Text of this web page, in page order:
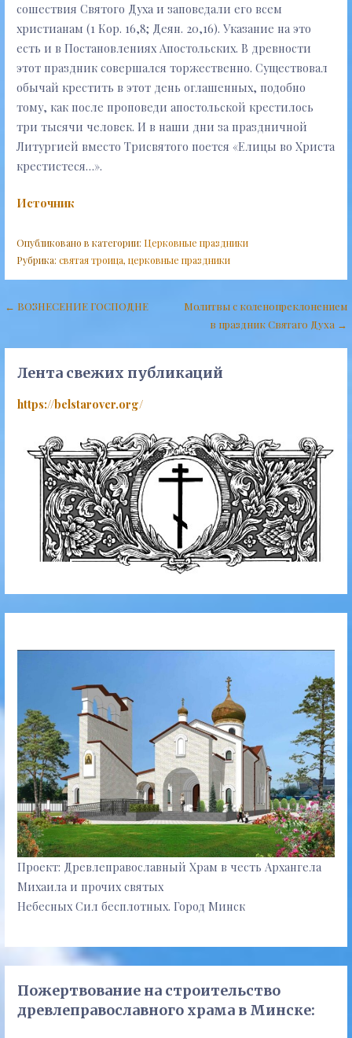
сошествия Святого Духа и заповедали его всем
христианам (1 Кор. 16,8; Деян. 20,16). Указание на это
есть и в Постановлениях Апостольских. В древности
этот праздник совершался торжественно. Существовал
обычай крестить в этот день оглашенных, подобно
тому, как после проповеди апостольской крестилось
три тысячи человек. И в наши дни за праздничной
Литургией вместо Трисвятого поется «Елицы во Христа
крестистеся…».
Источник
Опубликовано в категории: Церковные праздники
Рубрика: святая троица, церковные праздники
Навигация
записям
← ВОЗНЕСЕНИЕ ГОСПОДНЕ
Молитвы с коленопреклонением
в праздник Святаго Духа →
Лента свежих публикаций
https://belstarover.org/
Проект: Древлеправославный Храм в честь Архангела
Михаила и прочих святых
Небесных Сил бесплотных. Город Минск
Пожертвование на строительство
древлеправославного храма в Минске: